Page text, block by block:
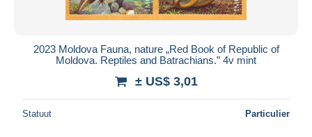
2023 Moldova Fauna, nature „Red Book of Republic of
Moldova. Reptiles and Batrachians.” 4v mint
± US$ 3,01
Statuut Particulier